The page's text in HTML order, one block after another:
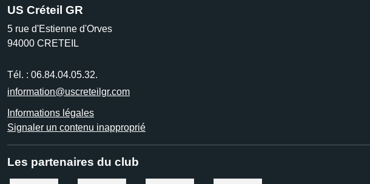
US Créteil GR
5 rue d'Estienne d'Orves
94000 CRETEIL
Tél. : 06.84.04.05.32.
information@uscreteilgr.com
Informations légales
Signaler un contenu inapproprié
Les partenaires du club